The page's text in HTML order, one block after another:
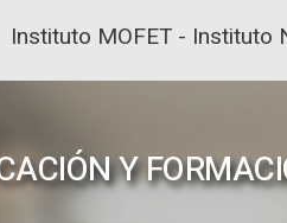
Instituto MOFET - Instituto
Y